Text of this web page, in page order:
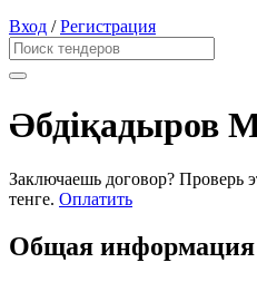
Вход /Регистрация
Әбдіқадыров
Заключаешь договор? Проверь
тенге. Оплатить
Общая информация